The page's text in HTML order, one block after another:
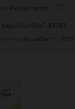
@quiquegaray
https://t.co/NrsCvK83RJ
December 15, 2025